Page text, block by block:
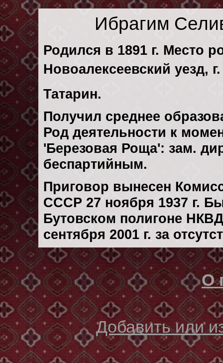
Ибрагим
Родился в 1891 г. Место
Новоалексеевский уезд,
Татарин.
Получил среднее
Род деятельности к
'Березовая Роща': зам.
беспартийным.
Приговор вынесен
СССР 27 ноября 1937 г.
Бутовском полигоне
сентября 2001 г. за
О
Добавить или